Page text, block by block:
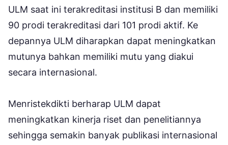
ULM saat ini terakreditasi institusi B dan memiliki
90 prodi terakreditasi dari 101 prodi aktif. Ke
depannya ULM diharapkan dapat meningkatkan
mutunya bahkan memiliki mutu yang diakui
secara internasional.
Menristekdikti berharap ULM dapat
meningkatkan kinerja riset dan penelitiannya
sehingga semakin banyak publikasi internasional